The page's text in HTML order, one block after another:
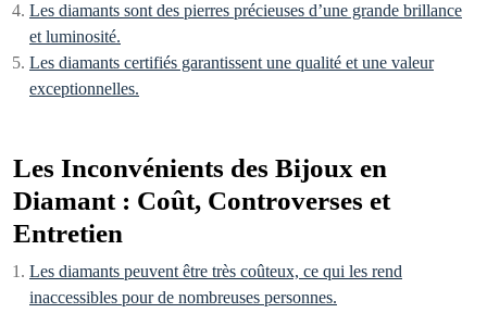
Les diamants sont des pierres précieuses d’une grande brillance
et luminosité.
Les diamants certifiés garantissent une qualité et une valeur
exceptionnelles.
Les Inconvénients des Bijoux en
Diamant : Coût, Controverses et
Entretien
Les diamants peuvent être très coûteux, ce qui les rend
inaccessibles pour de nombreuses personnes.